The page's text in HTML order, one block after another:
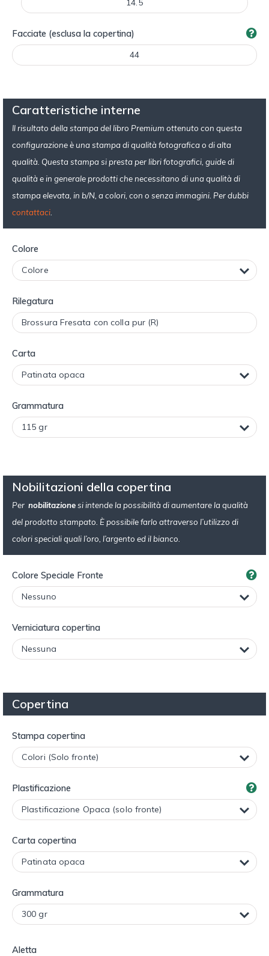
Facciate (esclusa la copertina)
Caratteristiche interne
Il risultato della stampa del libro Premium ottenuto con questa
configurazione è una stampa di qualità fotografica o di alta
qualità. Questa stampa si presta per libri fotografici, guide di
qualità e in generale prodotti che necessitano di una qualità di
stampa elevata, in b/N, a colori, con o senza immagini. Per dubbi
contattaci
Colore
Rilegatura
Carta
Grammatura
Nobilitazioni della copertina
Per nobilitazionesi intende la possibilità di aumentare la qualità
del prodotto stampato. È possibile farlo attraverso l’utilizzo di
colori speciali quali l’oro, l’argento ed il bianco.
Colore Speciale Fronte
Verniciatura copertina
Copertina
Stampa copertina
Plastificazione
Carta copertina
Grammatura
Aletta